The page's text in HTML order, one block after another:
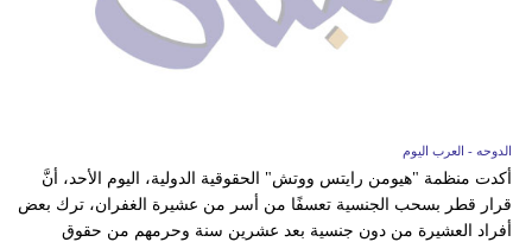
إعلام
تعليم
الدوحه - العرب اليوم
أكدت منظمة "هيومن رايتس ووتش" الحقوقية الدولية، اليوم الأحد، أنَّ
قرار قطر بسحب الجنسية تعسفًا من أسر من عشيرة الغفران، ترك بعض
أفراد العشيرة من دون جنسية بعد عشرين سنة وحرمهم من حقوق